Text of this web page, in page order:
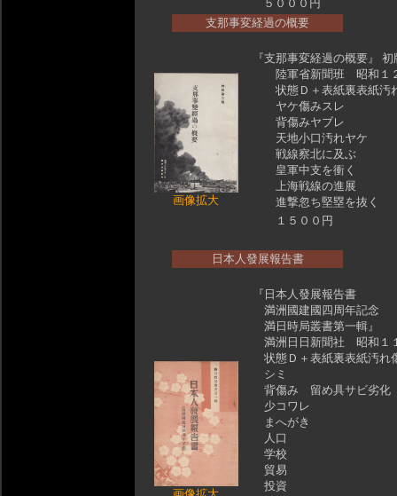
５０００円
支那事変経過の概要
画像拡大
『支那事変経過の概要』 初
陸軍省新聞班 昭和１
状態Ｄ＋表紙裏表紙汚
ヤケ傷みスレ
背傷みヤブレ
天地小口汚れヤケ
戦線察北に及ぶ
皇軍中支を衝く
上海戦線の進展
進撃忽ち堅塁を抜く
１５００円
日本人發展報告書
『日本人發展報告書
満洲國建國四周年記念
満日時局叢書第一輯』
満洲日日新聞社 昭和１
状態Ｄ＋表紙裏表紙汚れ
シミ
背傷み 留め具サビ劣化
少コワレ
まへがき
人口
学校
貿易
投資